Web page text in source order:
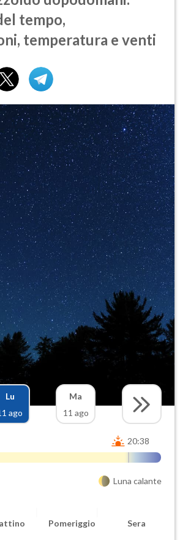
tempo,
temperatura e venti
Lu
ago
Ma
11 ago
20:38
Luna calante
Pomeriggio Sera